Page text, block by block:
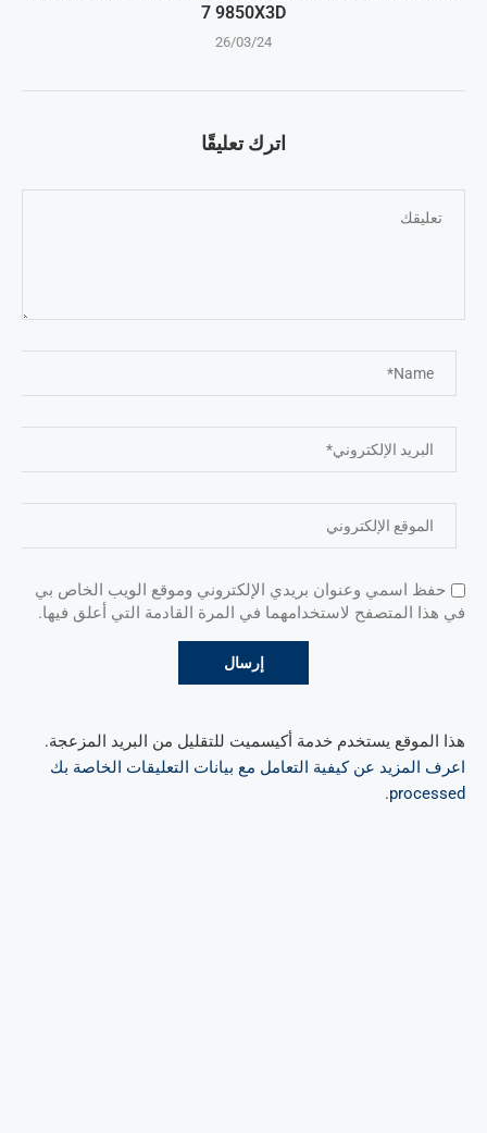
7 9850X3D
26/03/24
اترك تعليقًا
حفظ اسمي وعنوان بريدي الإلكتروني وموقع الويب الخاص بي
في هذا المتصفح لاستخدامهما في المرة القادمة التي أعلق فيها.
هذا الموقع يستخدم خدمة أكيسميت للتقليل من البريد المزعجة.
اعرف المزيد عن كيفية التعامل مع بيانات التعليقات الخاصة بك
processed
.